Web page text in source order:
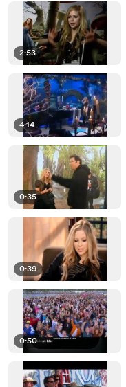
2:53
4:14
0:35
0:39
0:50